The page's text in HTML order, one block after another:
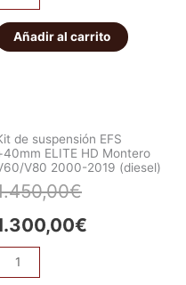
Añadir al carrito
de suspensión EFS
ELITE HD Montero
V80 2000-2019 (diesel)
€
€